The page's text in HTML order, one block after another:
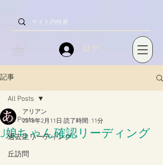
ログイン
記事
All Posts
過去生リーディング
丘訪問
All Posts
J娘ちゃん確認リーディング
アリアン
2018年2月11日 読了時間: 11分